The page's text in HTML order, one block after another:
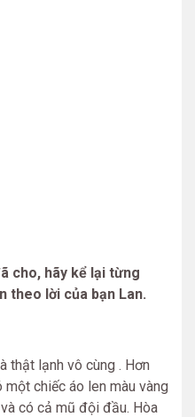
cho, hãy kể lại từng
theo lời của bạn Lan.
thật lạnh vô cùng . Hơn
chiếc áo len màu vàng
có cả mũ đội đầu. Hòa